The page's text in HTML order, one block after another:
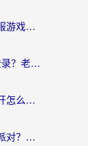
加拿大怎么玩大掌门？海外党国服游戏加速避坑指南（附实用工具推荐）
新大话西游2海外用什么加速器登录？老玩家亲测有效的国服游戏加速指南
国外玩密室逃脱18移动迷城打不开怎么办？海外玩家亲测有效的解决指南
巴西怎么玩梦想协奏曲少女乐团派对？海外党必看的国服游戏加速全攻略（附波兰天涯明月刀实用技巧）